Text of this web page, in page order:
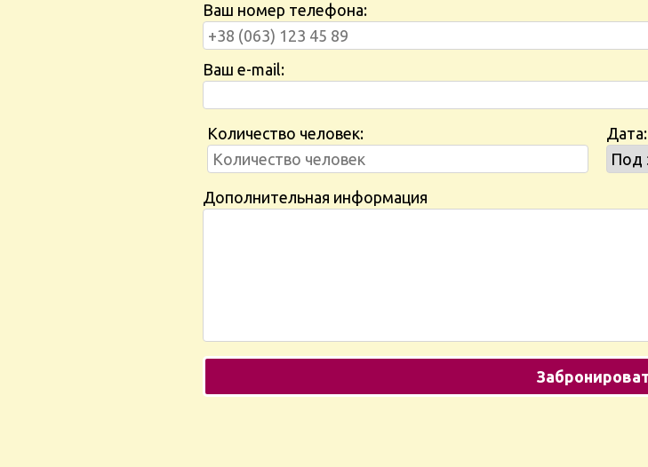
Ваш номер телефона:
Ваш e-mail:
Количество человек: Дата:
Дополнительная информация